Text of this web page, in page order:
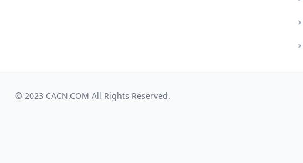
© 2023 CACN.COM All Rights Reserved.